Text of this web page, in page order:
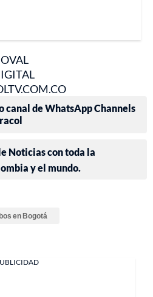
canal de WhatsApp Channels
Noticias con toda la
y el mundo.
en Bogotá